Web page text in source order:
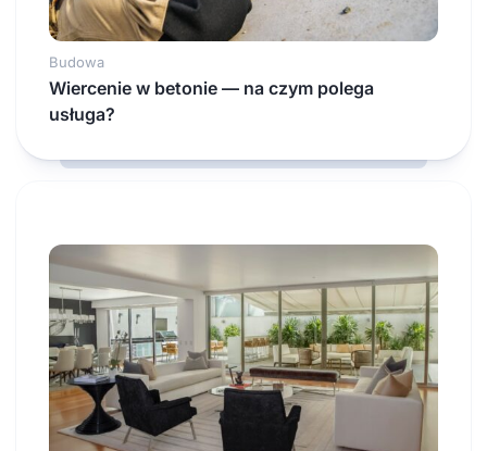
Budowa
Wiercenie w betonie — na czym polega
usługa?